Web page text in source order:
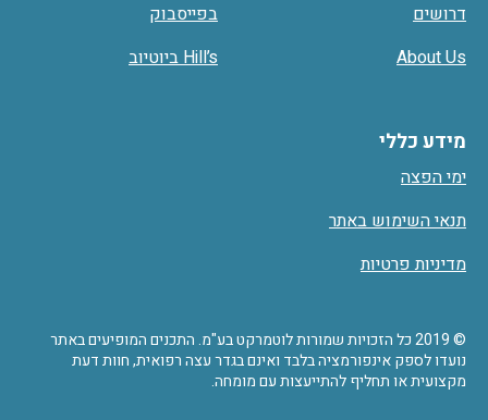
דרושים
About Us
מידע כללי
ימי הפצה
תנאי השימוש באתר
מדיניות פרטיות
בפייסבוק
Hill’s ביוטיוב
© 2019 כל הזכויות שמורות לוטמרקט בע"מ. התכנים המופיעים באתר
נועדו לספק אינפורמציה בלבד ואינם בגדר עצה רפואית, חוות דעת
מקצועית או תחליף להתייעצות עם מומחה.